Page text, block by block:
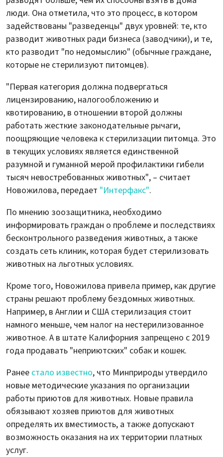
люди. Она отметила, что это процесс, в котором
задействованы "разведенцы" двух уровней: те, кто
разводит животных ради бизнеса (заводчики), и те,
кто разводит "по недомыслию" (обычные граждане,
которые не стерилизуют питомцев).
"Первая категория должна подвергаться
лицензированию, налогообложению и
квотированию, в отношении второй должны
работать жесткие законодательные рычаги,
поощряющие человека к стерилизации питомца. Это
в текущих условиях является единственной
разумной и гуманной мерой профилактики гибели
тысяч невостребованных животных", – считает
Новожилова, передает "Интерфакс".
По мнению зоозащитника, необходимо
информировать граждан о проблеме и последствиях
бесконтрольного разведения животных, а также
создать сеть клиник, которая будет стерилизовать
животных на льготных условиях.
Кроме того, Новожилова привела пример, как другие
страны решают проблему бездомных животных.
Например, в Англии и США стерилизация стоит
намного меньше, чем налог на нестерилизованное
животное. А в штате Калифорния запрещено с 2019
года продавать "неприютских" собак и кошек.
Ранее стало известно, что Минприроды утвердило
новые методические указания по организации
работы приютов для животных. Новые правила
обязывают хозяев приютов для животных
определять их вместимость, а также допускают
возможность оказания на их территории платных
услуг.